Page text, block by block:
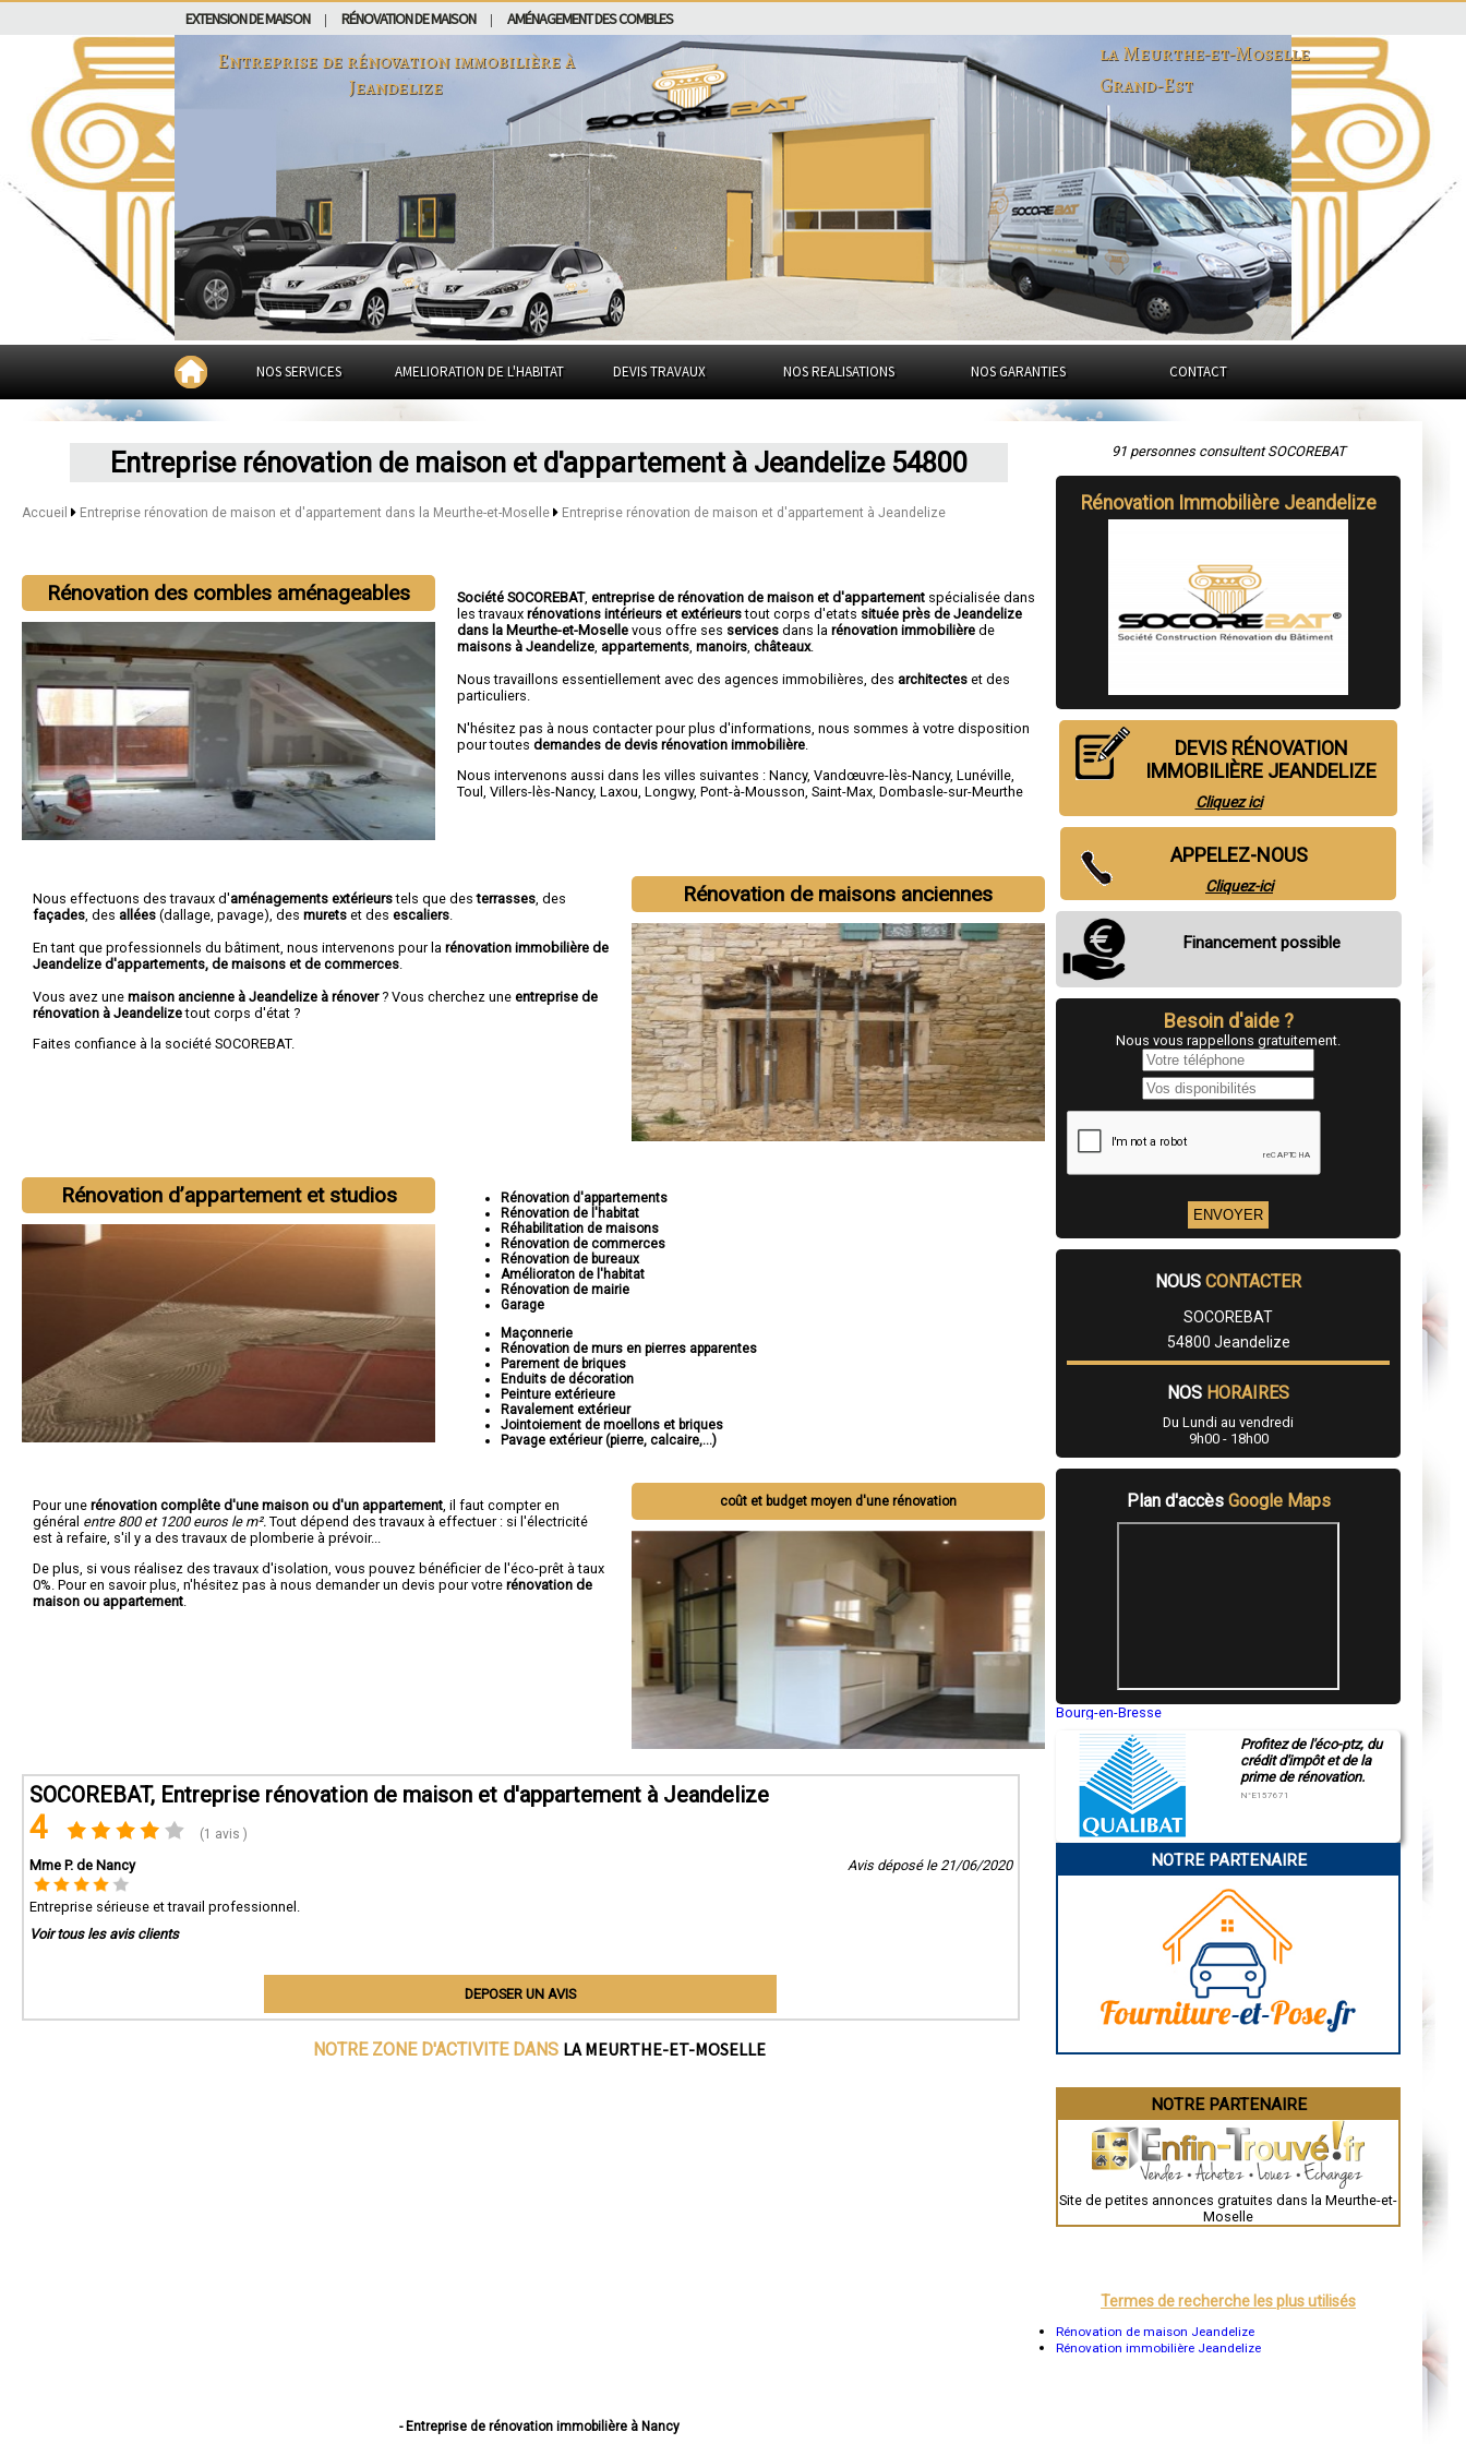
EXTENSION DE MAISON RÉNOVATION DE MAISON AMÉNAGEMENT DES COMBLES
Entreprise de rénovation immobilière à
Jeandelize
la Meurthe-et-Moselle
Grand-Est
NOS SERVICES AMELIORATION DE L'HABITAT DEVIS TRAVAUX NOS REALISATIONS NOS GARANTIES CONTACT
Entreprise rénovation de maison et d'appartement à Jeandelize 54800
Accueil Entreprise rénovation de maison et d'appartement dans la Meurthe-et-Moselle Entreprise rénovation de maison et d'appartement à Jeandelize
Rénovation des combles aménageables Société SOCOREBAT,entreprise de rénovation de maison et d'appartement spécialisée dans
les travauxrénovations intérieurs et extérieurstout corps d'etats située près de Jeandelize
dans la Meurthe-et-Mosellevous offre ses services dans larénovation immobilière de
maisons à Jeandelize appartements ,manoirs ,châteaux.
Nous travaillons essentiellement avec des agences immobilières, des architectes et des
particuliers.
N'hésitez pas à nous contacter pour plus d'informations, nous sommes à votre disposition
pour toutesdemandes de devis rénovation immobilière
Nous intervenons aussi dans les villes suivantes :Nancy,Vandœuvre-lès-Nancy,Lunéville
Toul ,Villers-lès-Nancy,Laxou ,Longwy,Pont-à-Mousson ,Saint-Max ,Dombasle-sur-Meurthe
Rénovation de maisons anciennes
Nous effectuons des travaux d'aménagements extérieurstels que desterrasses , des
façades , des allées (dallage, pavage), des murets et des escaliers
En tant que professionnels du bâtiment, nous intervenons pour la rénovation immobilière de
Jeandelize d'appartements, de maisons et de commerces
Vous avez une maison ancienne à Jeandelize à rénover? Vous cherchez une entreprise de
rénovation à Jeandelizetout corps d'état ?
Faites confiance à la société SOCOREBAT.
Rénovation d’appartement et studios
Rénovation d'appartements
Rénovation de l'habitat
Réhabilitation de maisons
Rénovation de commerces
Rénovation de bureaux
Amélioraton de l'habitat
Rénovation de mairie
Garage
Maçonnerie
Rénovation de murs en pierres apparentes
Parement de briques
Enduits de décoration
Peinture extérieure
Ravalement extérieur
Jointoiement de moellons et briques
Pavage extérieur (pierre, calcaire,...)
coût et budget moyen d'une rénovation
Pour une rénovation complête d'une maison ou d'un appartement , il faut compter en
général entre 800 et 1200 euros le m². Tout dépend des travaux à effectuer : si l'électricité
est à refaire, s'il y a des travaux de plomberie à prévoir...
De plus, si vous réalisez des travaux d'isolation, vous pouvez bénéficier de l'éco-prêt à taux
0%. Pour en savoir plus, n'hésitez pas à nous demander un devis pour votre rénovation de
maison ou appartement
SOCOREBAT, Entreprise rénovation de maison et d'appartement à Jeandelize
4 (1 avis )
Mme P. de Nancy Avis déposé le 21/06/2020
Entreprise sérieuse et travail professionnel.
Voir tous les avis clients
DEPOSER UN AVIS
NOTRE ZONE D'ACTIVITE DANS LA MEURTHE-ET-MOSELLE
- Entreprise de rénovation immobilière à Nancy
91 personnes consultent SOCOREBAT
Rénovation Immobilière Jeandelize
DEVIS RÉNOVATION
IMMOBILIÈRE JEANDELIZE
Cliquez ici
APPELEZ-NOUS
Cliquez-ici
Financement possible
Besoin d'aide ?
Nous vous rappellons gratuitement.
NOUS CONTACTER
SOCOREBAT
54800 Jeandelize
NOS HORAIRES
Du Lundi au vendredi
9h00 - 18h00
Plan d'accès Google Maps
Bourg-en-Bresse
Montluçon
Manosque
Gap
Charleville-Mézières
Pamiers
Narbonne
Brive-la-Gaillarde
Guéret
Besançon
Évreux
Chartres
Nîmes
Auch
Grenoble
Mont-de-Marsan
Blois
Profitez de l'éco-ptz, du
crédit d'impôt et de la
prime de rénovation.
N°E157671
NOTRE PARTENAIRE
NOTRE PARTENAIRE
Site de petites annonces gratuites dans la Meurthe-et-
Moselle
Termes de recherche les plus utilisés
Rénovation de maison Jeandelize
Rénovation immobilière Jeandelize